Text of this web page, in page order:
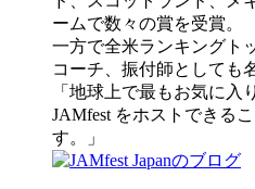
ームで数々の賞を受賞。
一方で全米ランキングト
コーチ、振付師としても
「地球上で最もお気に入
JAMfest をホストできる
す。」